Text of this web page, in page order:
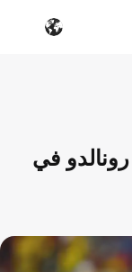
رونالدو في